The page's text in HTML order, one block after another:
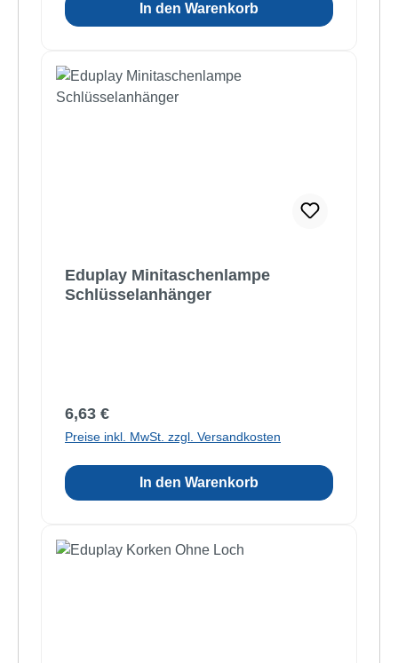
In den Warenkorb
Eduplay Minitaschenlampe
Schlüsselanhänger
Regulärer Preis:
6,63 €
Preise inkl. MwSt. zzgl. Versandkosten
In den Warenkorb